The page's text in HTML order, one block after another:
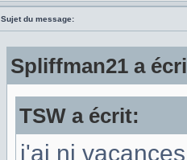
Sujet du message:
Spliffman21 a
TSW a écrit:
j'ai ni